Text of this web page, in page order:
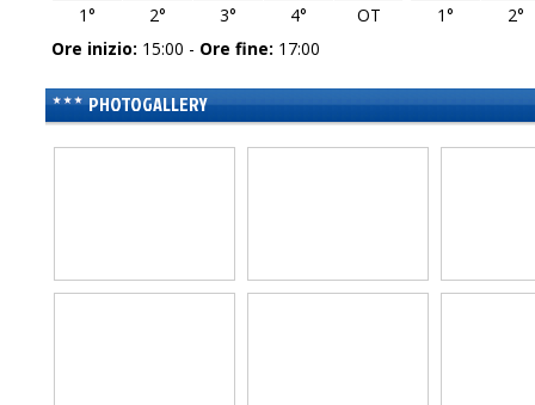
1°
2° 3° 4° OT
1°
2°
Ore inizio: 15:00 - Ore fine: 17:00
PHOTOGALLERY